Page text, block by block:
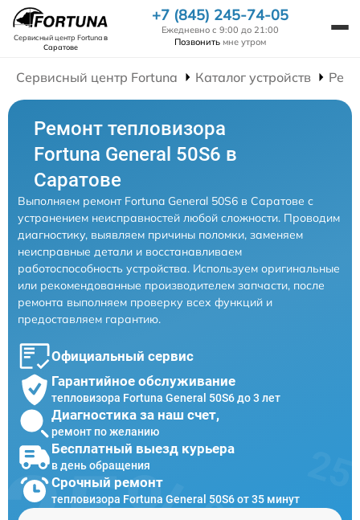
Сервисный центр Fortunaв
Саратове
+7 (845) 245-74-05
Ежедневно с 9:00 до 21:00
Позвонить мне утром
Сервисный центр Fortuna Каталог устройств
Ремонт тепловизора
Fortuna General 50S6 в
Саратове
Выполняем ремонт Fortuna General 50S6 в Саратове с
устранением неисправностей любой сложности. Проводим
диагностику, выявляем причины поломки, заменяем
неисправные детали и восстанавливаем
работоспособность устройства. Используем оригинальные
или рекомендованные производителем запчасти, после
ремонта выполняем проверку всех функций и
предоставляем гарантию.
Официальный сервис
Гарантийное обслуживание
тепловизора Fortuna General 50S6 до 3 лет
Диагностика за наш счет,
ремонт по желанию
Бесплатный выезд курьера
в день обращения
Срочный ремонт
тепловизора Fortuna General 50S6 от 35 минут